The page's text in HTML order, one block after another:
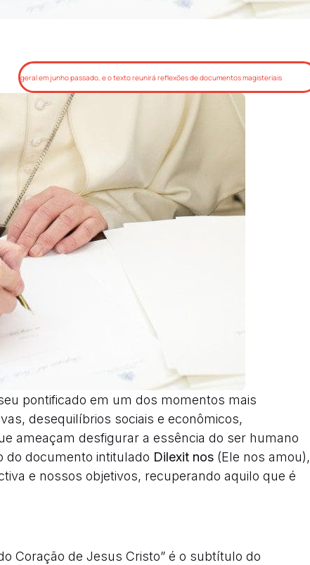
geral em junho passado, e o texto reunirá reflexões de documentos magisteriais
anteriores. A publicação acontece no ano das celebrações do 350º aniversário da
manifestação do Sagrado Coração de Jesus, ocorrida em 1673.
pontificado em um dos momentos mais
desequilíbrios sociais e econômicos,
ameaçam desfigurar a essência do ser humano
do documento intitulado Dilexit nos (Ele nos amou),
e nossos objetivos, recuperando aquilo que é
Coração de Jesus Cristo” é o subtítulo do